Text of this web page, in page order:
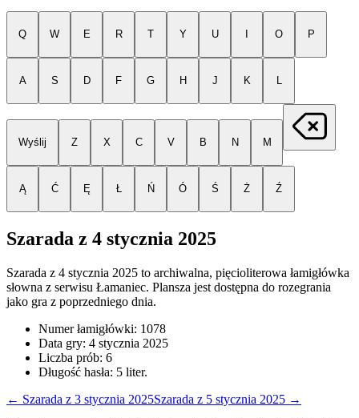
Q W E R T Y U O P
A S D F G H J K L
Wyślij Z X C V B N M
Ą Ć Ę Ł Ń Ó Ś Ż Ź
Szarada z 4 stycznia 2025
Szarada z 4 stycznia 2025 to archiwalna, pięcioliterowa łamigłówka
słowna z serwisu Łamaniec. Plansza jest dostępna do rozegrania
jako gra z poprzedniego dnia.
Numer łamigłówki: 1078
Data gry: 4 stycznia 2025
Liczba prób: 6
Długość hasła: 5 liter.
← Szarada z 3 stycznia 2025Szarada z 5 stycznia 2025 →